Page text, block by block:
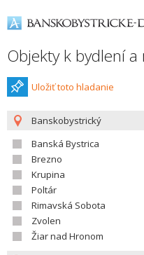
Objekty k bydlení a
Uložiť toto hladanie
Banskobystrický
Banská Bystrica
Brezno
Krupina
Poltár
Rimavská Sobota
Zvolen
Žiar nad Hronom